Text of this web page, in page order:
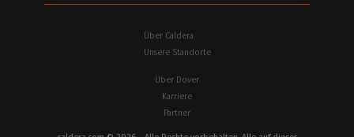
Über Caldera
Unsere Standorte
Über Dover
Karriere
Partner